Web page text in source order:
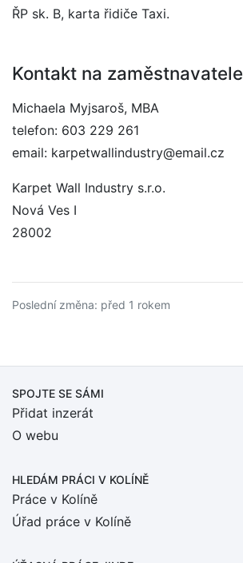
ŘP sk. B, karta řidiče Taxi.
Kontakt na zaměstnavatele
Michaela Myjsaroš, MBA
telefon: 603 229 261
email: karpetwallindustry@email.cz
Karpet Wall Industry s.r.o.
Nová Ves I
28002
Poslední změna: před 1 rokem
SPOJTE SE SÁMI
Přidat inzerát
O webu
HLEDÁM PRÁCI V KOLÍNĚ
Práce v Kolíně
Úřad práce v Kolíně